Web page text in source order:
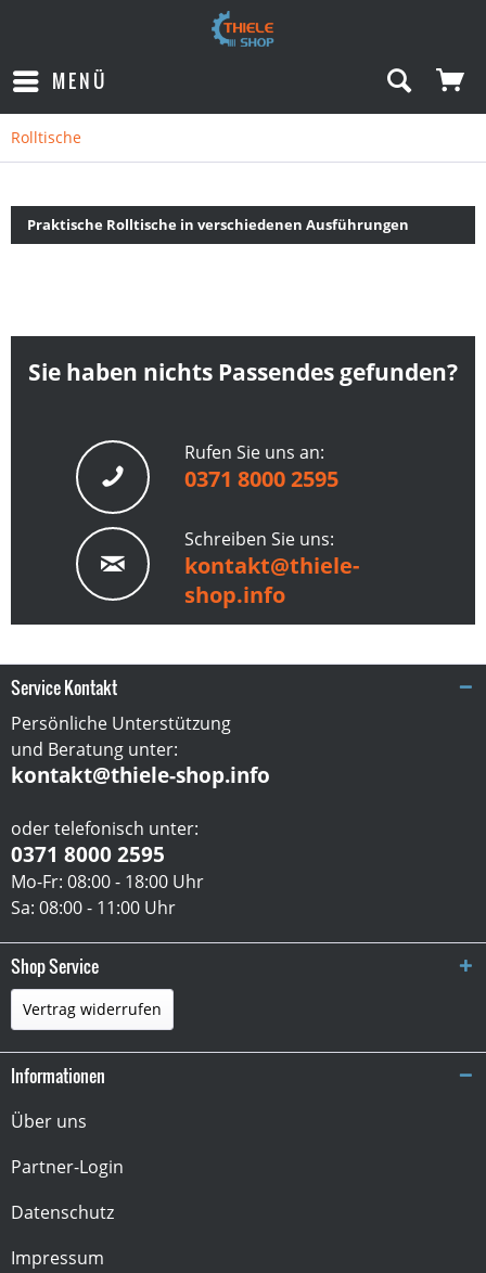
MENÜ
Rolltische
Praktische Rolltische in verschiedenen Ausführungen
Sie haben nichts Passendes gefunden?
Rufen Sie uns an:
0371 8000 2595
Schreiben Sie uns:
kontakt@thiele-
shop.info
Service Kontakt
Persönliche Unterstützung
und Beratung unter:
kontakt@thiele-shop.info
oder telefonisch unter:
0371 8000 2595
Mo-Fr: 08:00 - 18:00 Uhr
Sa: 08:00 - 11:00 Uhr
Shop Service
Vertrag widerrufen
Informationen
Über uns
Partner-Login
Datenschutz
Impressum